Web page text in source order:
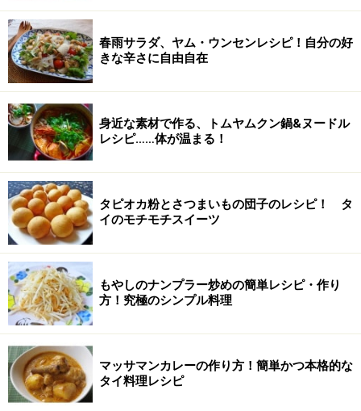
春雨サラダ、ヤム・ウンセンレシピ！自分の好
きな辛さに自由自在
身近な素材で作る、トムヤムクン鍋&ヌードル
レシピ……体が温まる！
タピオカ粉とさつまいもの団子のレシピ！ タ
イのモチモチスイーツ
もやしのナンプラー炒めの簡単レシピ・作り
方！究極のシンプル料理
マッサマンカレーの作り方！簡単かつ本格的な
タイ料理レシピ